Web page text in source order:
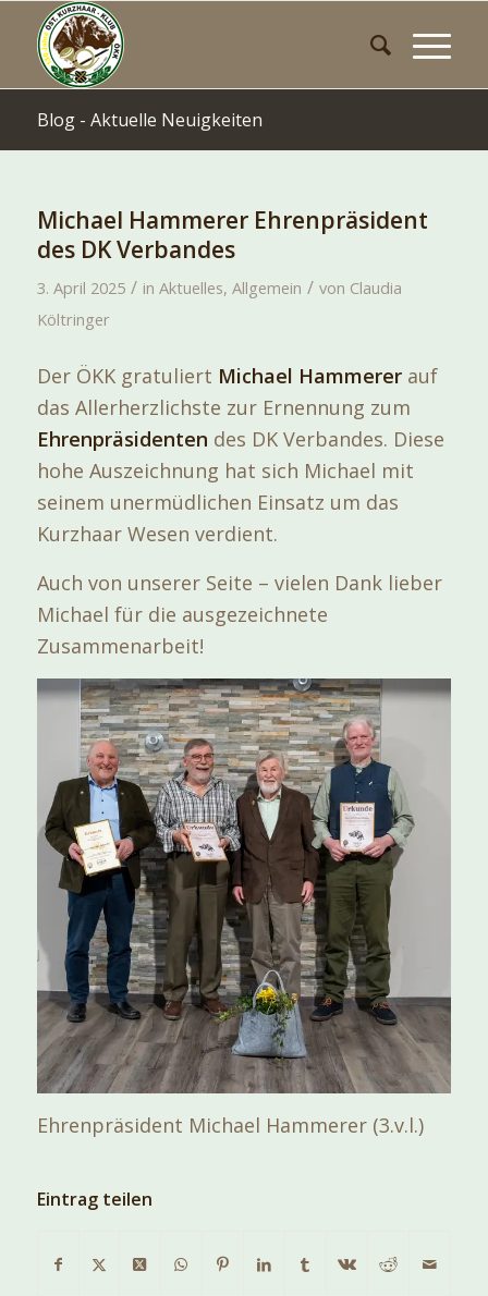
Blog - Aktuelle Neuigkeiten
Michael Hammerer Ehrenpräsident
des DK Verbandes
3. April 2025 / in Aktuelles, Allgemein / von Claudia
Költringer
Der ÖKK gratuliert Michael Hammererauf
das Allerherzlichste zur Ernennung zum
Ehrenpräsidenten des DK Verbandes. Diese
hohe Auszeichnung hat sich Michael mit
seinem unermüdlichen Einsatz um das
Kurzhaar Wesen verdient.
Auch von unserer Seite – vielen Dank lieber
Michael für die ausgezeichnete
Zusammenarbeit!
Ehrenpräsident Michael Hammerer (3.v.l.)
Eintrag teilen